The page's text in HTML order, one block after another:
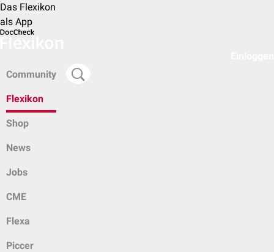
Das Flexikon
als App
Community
Flexikon
Shop
News
Jobs
CME
Flexa
Piccer